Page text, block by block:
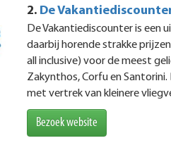
2. De
De Vakantiediscounter is een
daarbij horende strakke
all inclusive) voor de meest
Zakynthos, Corfu en
met vertrek van kleinere
Bezoek website